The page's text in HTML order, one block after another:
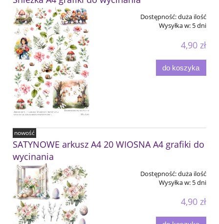
Dostępność:duża ilość
Wysyłka w: 5 dni
4,90 zł
do koszyka
SATYNOWE arkusz A4 20 WIOSNA A4 grafiki do
wycinania
Dostępność:duża ilość
Wysyłka w: 5 dni
4,90 zł
nowość